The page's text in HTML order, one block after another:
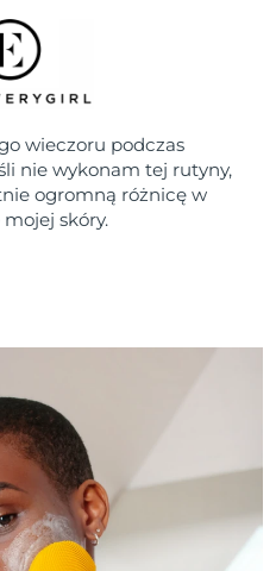
wieczoru podczas
nie wykonam tej rutyny,
ogromną różnicę w
skóry.